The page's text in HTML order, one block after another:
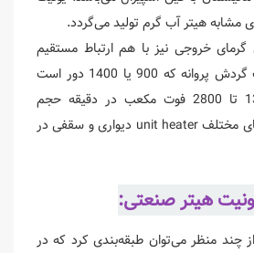
مشابه هیتر آب گرم تولید می‌گردد.
خروجی نیز با هم ارتباط مستقیم
دارند و باتوجه‌به سرعت گردش پروانه که 900 یا 1400 دور است
می‌توان در حدود 1300 تا 2800 فوت مکعب در دقیقه حجم
هوادهی را در دستگاه‌های مختلف unit heater دیواری و سقفی در
هیتر صنعتی:
چند منظر می‌توان طبقه‌بندی کرد که در